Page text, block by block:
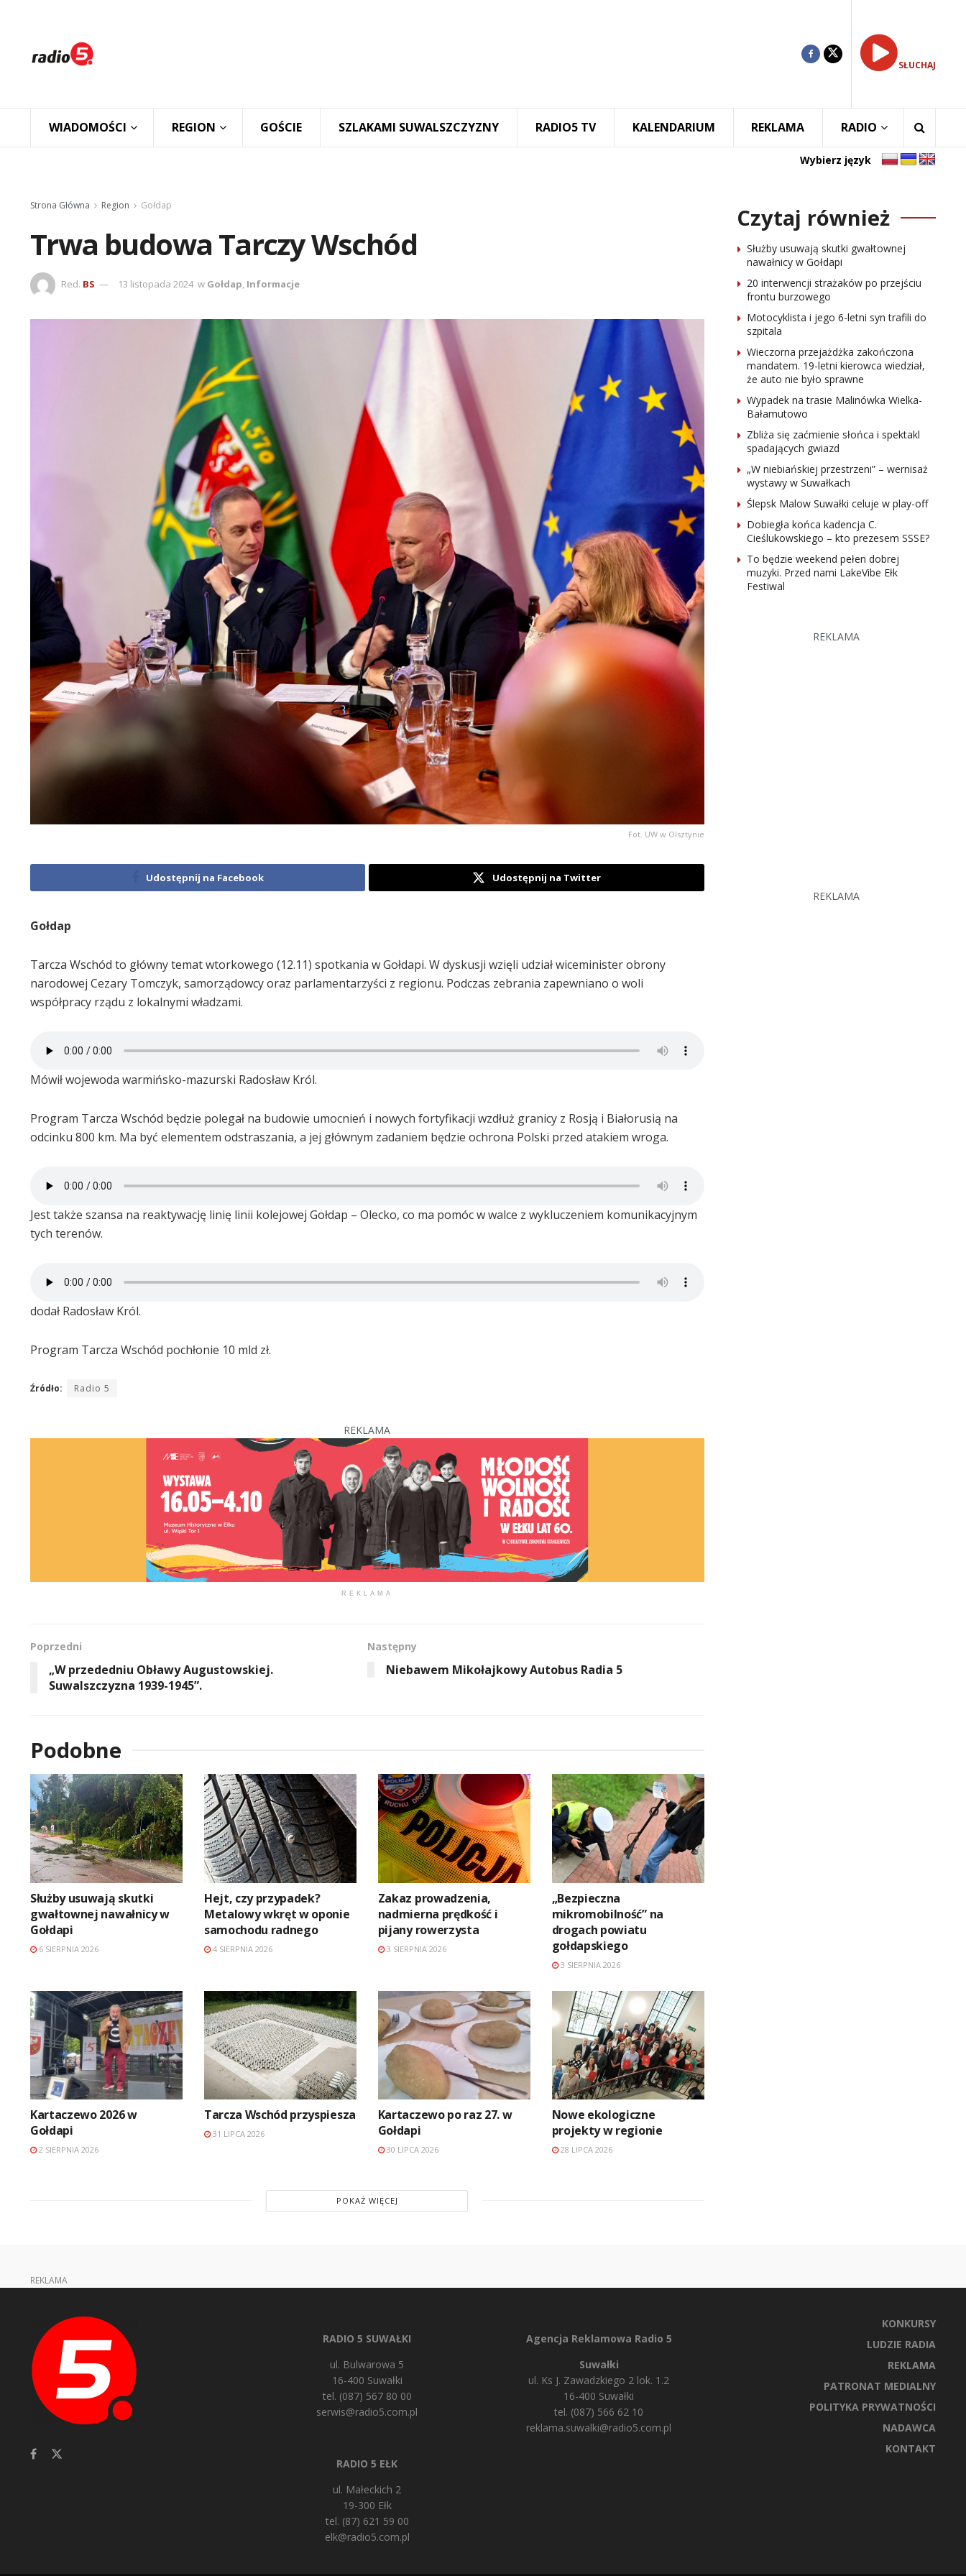
SŁUCHAJ
WIADOMOŚCI REGION GOŚCIE SZLAKAMI SUWALSZCZYZNY RADIO5 TV KALENDARIUM REKLAMA RADIO
Wybierz język
Strona Główna Region Gołdap
Trwa budowa Tarczy Wschód
Red. BS 13 listopada 2024 w Gołdap, Informacje
Fot. UW w Olsztynie
Udostępnij na Facebook Udostępnij na Twitter
Gołdap
Tarcza Wschód to główny temat wtorkowego (12.11) spotkania w Gołdapi. W dyskusji wzięli udział wiceminister obrony
narodowej Cezary Tomczyk, samorządowcy oraz parlamentarzyści z regionu. Podczas zebrania zapewniano o woli
współpracy rządu z lokalnymi władzami.
Mówił wojewoda warmińsko-mazurski Radosław Król.
Program Tarcza Wschód będzie polegał na budowie umocnień i nowych fortyfikacji wzdłuż granicy z Rosją i Białorusią na
odcinku 800 km. Ma być elementem odstraszania, a jej głównym zadaniem będzie ochrona Polski przed atakiem wroga.
Jest także szansa na reaktywację linię linii kolejowej Gołdap – Olecko, co ma pomóc w walce z wykluczeniem komunikacyjnym
tych terenów.
dodał Radosław Król.
Program Tarcza Wschód pochłonie 10 mld zł.
Źródło: Radio 5
REKLAMA
REKLAMA
Poprzedni
„W przededniu Obławy Augustowskiej.
Suwalszczyzna 1939-1945”.
Następny
Niebawem Mikołajkowy Autobus Radia 5
Podobne
Służby usuwają skutki
gwałtownej nawałnicy w
Gołdapi
6 SIERPNIA 2026
Hejt, czy przypadek?
Metalowy wkręt w oponie
samochodu radnego
4 SIERPNIA 2026
Zakaz prowadzenia,
nadmierna prędkość i
pijany rowerzysta
3 SIERPNIA 2026
„Bezpieczna
mikromobilność” na
drogach powiatu
gołdapskiego
3 SIERPNIA 2026
Kartaczewo 2026 w
Gołdapi
2 SIERPNIA 2026
Tarcza Wschód przyspiesza
31 LIPCA 2026
Kartaczewo po raz 27. w
Gołdapi
30 LIPCA 2026
Nowe ekologiczne
projekty w regionie
28 LIPCA 2026
POKAŻ WIĘCEJ
Czytaj również
Służby usuwają skutki gwałtownej
nawałnicy w Gołdapi
20 interwencji strażaków po przejściu
frontu burzowego
Motocyklista i jego 6-letni syn trafili do
szpitala
Wieczorna przejażdżka zakończona
mandatem. 19-letni kierowca wiedział,
że auto nie było sprawne
Wypadek na trasie Malinówka Wielka-
Bałamutowo
Zbliża się zaćmienie słońca i spektakl
spadających gwiazd
„W niebiańskiej przestrzeni” – wernisaż
wystawy w Suwałkach
Ślepsk Malow Suwałki celuje w play-off
Dobiegła końca kadencja C.
Cieślukowskiego – kto prezesem SSSE?
To będzie weekend pełen dobrej
muzyki. Przed nami LakeVibe Ełk
Festiwal
REKLAMA
REKLAMA
REKLAMA
RADIO 5 SUWAŁKI
ul. Bulwarowa 5
16-400 Suwałki
tel. (087) 567 80 00
serwis@radio5.com.pl
RADIO 5 EŁK
ul. Małeckich 2
19-300 Ełk
tel. (87) 621 59 00
elk@radio5.com.pl
Agencja Reklamowa Radio 5
Suwałki
ul. Ks J. Zawadzkiego 2 lok. 1.2
16-400 Suwałki
tel. (087) 566 62 10
reklama.suwalki@radio5.com.pl
KONKURSY
LUDZIE RADIA
REKLAMA
PATRONAT MEDIALNY
POLITYKA PRYWATNOŚCI
NADAWCA
KONTAKT